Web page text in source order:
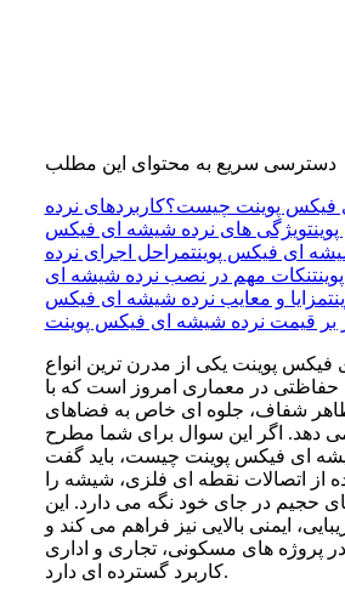
دسترسی سریع به محتوای این مطلب
فیکس پوینت چیست؟کاربردهای نرده
ویژگی های نرده شیشه‌ ای فیکس
ای فیکس پوینتمراحل اجرای نرده
نکات مهم در نصب نرده شیشه‌ ای
مزایا و معایب نرده شیشه‌ ای فیکس
بر قیمت نرده شیشه‌ ای فیکس پوینت
فیکس پوینت یکی از مدرن ترین انواع
در معماری امروز است که با
شفاف، جلوه ای خاص به فضاهای
دهد. اگر این سوال برای شما مطرح
ای فیکس پوینت چیست، باید گفت
از اتصالات نقطه ای فلزی، شیشه را
حجیم در جای خود نگه می دارد. این
ایمنی بالایی نیز فراهم می کند و
پروژه های مسکونی، تجاری و اداری
کاربرد گسترده ای دارد.